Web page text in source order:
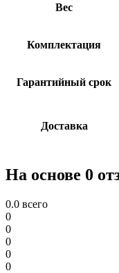
Вес
Комплектация
Гарантийный срок
Доставка
На основе 0
0.0 всего
0
0
0
0
0